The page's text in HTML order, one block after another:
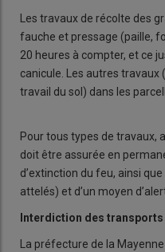
Les travaux de récolte des
fauche et pressage (paille,
20 heures à compter, et ce
canicule. Les autres
travail du sol) dans les
Pour tous types de travaux,
doit être assurée en
d’extinction du feu, ainsi
attelés) et d’un moyen
Interdiction des transports
La préfecture de la